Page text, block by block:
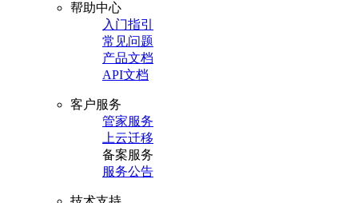
帮助中心
入门指引
常见问题
产品文档
API文档
客户服务
管家服务
上云迁移
备案服务
服务公告